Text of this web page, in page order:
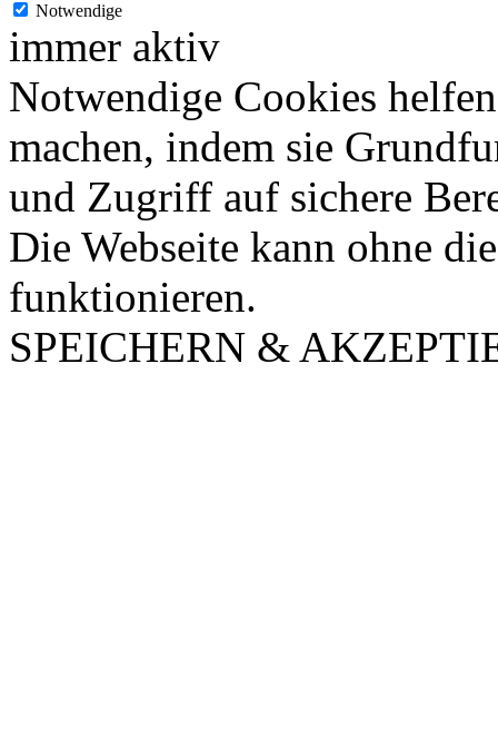
Notwendige
immer aktiv
Notwendige Cookies
machen, indem sie
und Zugriff auf sichere
Die Webseite kann ohne
funktionieren.
SPEICHERN &